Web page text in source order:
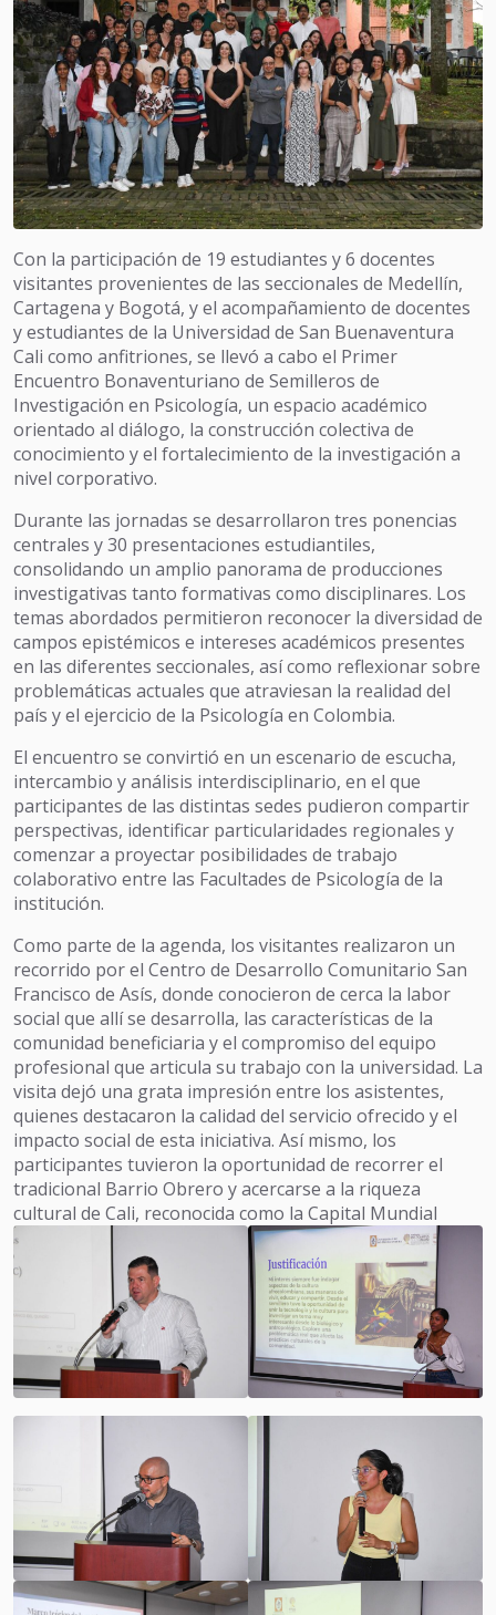
Con la participación de 19 estudiantes y 6 docentes
visitantes provenientes de las seccionales de Medellín,
Cartagena y Bogotá, y el acompañamiento de docentes
y estudiantes de la Universidad de San Buenaventura
Cali como anfitriones, se llevó a cabo el Primer
Encuentro Bonaventuriano de Semilleros de
Investigación en Psicología, un espacio académico
orientado al diálogo, la construcción colectiva de
conocimiento y el fortalecimiento de la investigación a
nivel corporativo.
Durante las jornadas se desarrollaron tres ponencias
centrales y 30 presentaciones estudiantiles,
consolidando un amplio panorama de producciones
investigativas tanto formativas como disciplinares. Los
temas abordados permitieron reconocer la diversidad de
campos epistémicos e intereses académicos presentes
en las diferentes seccionales, así como reflexionar sobre
problemáticas actuales que atraviesan la realidad del
país y el ejercicio de la Psicología en Colombia.
El encuentro se convirtió en un escenario de escucha,
intercambio y análisis interdisciplinario, en el que
participantes de las distintas sedes pudieron compartir
perspectivas, identificar particularidades regionales y
comenzar a proyectar posibilidades de trabajo
colaborativo entre las Facultades de Psicología de la
institución.
Como parte de la agenda, los visitantes realizaron un
recorrido por el Centro de Desarrollo Comunitario San
Francisco de Asís, donde conocieron de cerca la labor
social que allí se desarrolla, las características de la
comunidad beneficiaria y el compromiso del equipo
profesional que articula su trabajo con la universidad. La
visita dejó una grata impresión entre los asistentes,
quienes destacaron la calidad del servicio ofrecido y el
impacto social de esta iniciativa. Así mismo, los
participantes tuvieron la oportunidad de recorrer el
tradicional Barrio Obrero y acercarse a la riqueza
cultural de Cali, reconocida como la Capital Mundial